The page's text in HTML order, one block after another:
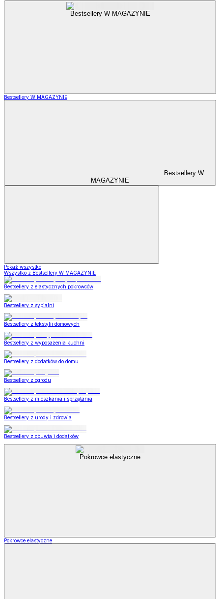
Bestsellery W MAGAZYNIE
Bestsellery W MAGAZYNIE
Bestsellery W
MAGAZYNIE
Pokaż wszystko
Wszystko z Bestsellery W MAGAZYNIE
Bestsellery z elastycznych pokrowców
Bestsellery z sypialni
Bestsellery z tekstylii domowych
Bestsellery z wyposażenia kuchni
Bestsellery z dodatków do domu
Bestsellery z ogrodu
Bestsellery z mieszkania i sprzątania
Bestsellery z urody i zdrowia
Bestsellery z obuwia i dodatków
Pokrowce elastyczne
Pokrowce elastyczne